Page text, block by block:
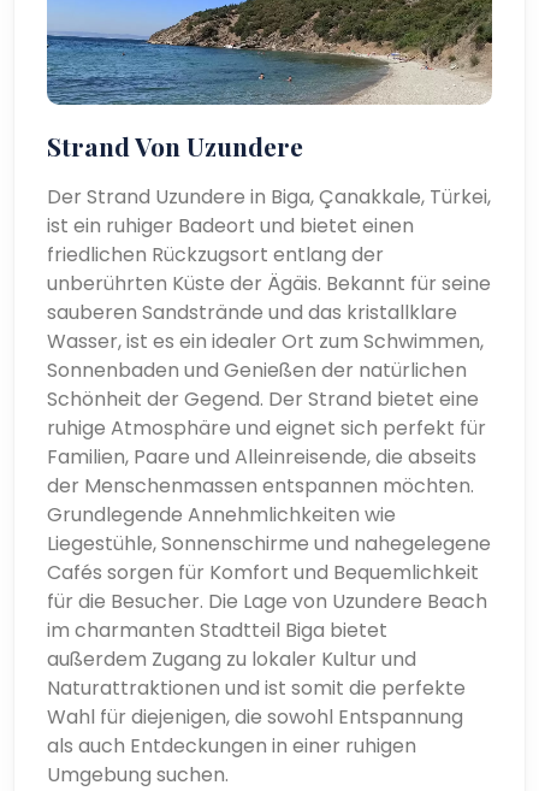
Strand Von Uzundere
Der Strand Uzundere in Biga, Çanakkale, Türkei,
ist ein ruhiger Badeort und bietet einen
friedlichen Rückzugsort entlang der
unberührten Küste der Ägäis. Bekannt für seine
sauberen Sandstrände und das kristallklare
Wasser, ist es ein idealer Ort zum Schwimmen,
Sonnenbaden und Genießen der natürlichen
Schönheit der Gegend. Der Strand bietet eine
ruhige Atmosphäre und eignet sich perfekt für
Familien, Paare und Alleinreisende, die abseits
der Menschenmassen entspannen möchten.
Grundlegende Annehmlichkeiten wie
Liegestühle, Sonnenschirme und nahegelegene
Cafés sorgen für Komfort und Bequemlichkeit
für die Besucher. Die Lage von Uzundere Beach
im charmanten Stadtteil Biga bietet
außerdem Zugang zu lokaler Kultur und
Naturattraktionen und ist somit die perfekte
Wahl für diejenigen, die sowohl Entspannung
als auch Entdeckungen in einer ruhigen
Umgebung suchen.